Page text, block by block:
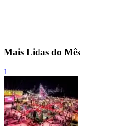
Mais Lidas do Mês
1